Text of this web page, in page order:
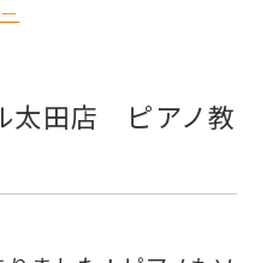
太田店 ピアノ教